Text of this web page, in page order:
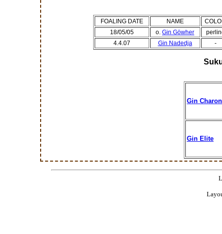
FOALING DATE NAME
18/05/05
o. Gin Göwher
4.4.07
Gin Nadedja -
Gin Charon
Gin Elite